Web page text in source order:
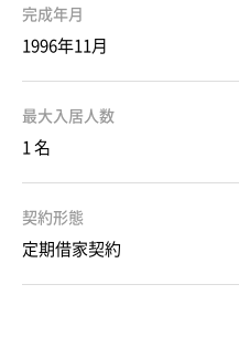
完成年月
1996年11月
最大入居人数
1 名
契約形態
定期借家契約